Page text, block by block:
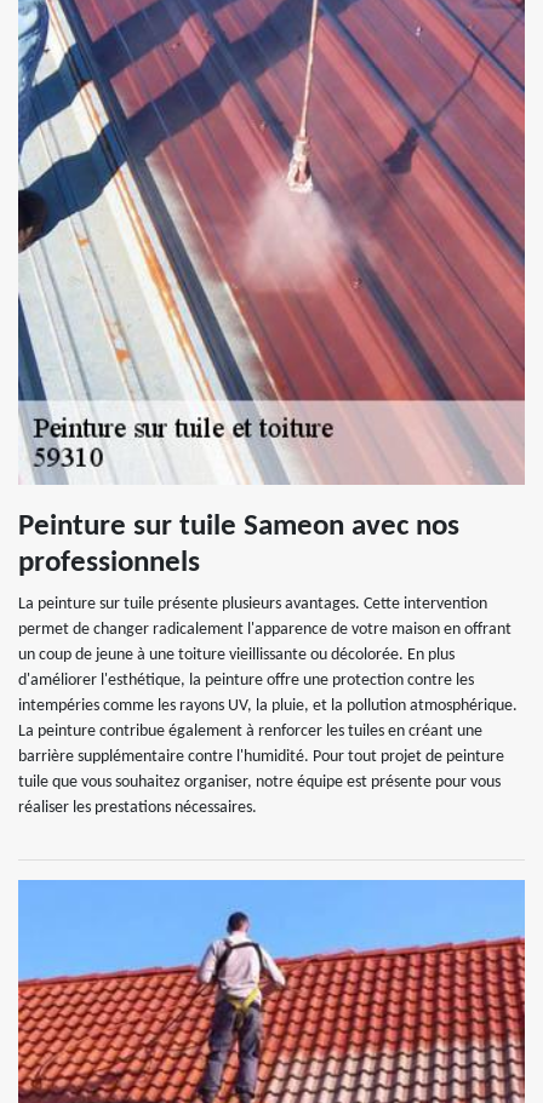
Peinture sur tuile Sameon avec nos
professionnels
La peinture sur tuile présente plusieurs avantages. Cette intervention
permet de changer radicalement l'apparence de votre maison en offrant
un coup de jeune à une toiture vieillissante ou décolorée. En plus
d'améliorer l'esthétique, la peinture offre une protection contre les
intempéries comme les rayons UV, la pluie, et la pollution atmosphérique.
La peinture contribue également à renforcer les tuiles en créant une
barrière supplémentaire contre l'humidité. Pour tout projet de peinture
tuile que vous souhaitez organiser, notre équipe est présente pour vous
réaliser les prestations nécessaires.